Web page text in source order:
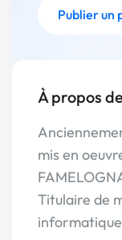
Publier un
À propos
mis en
Titulaire de
informatique